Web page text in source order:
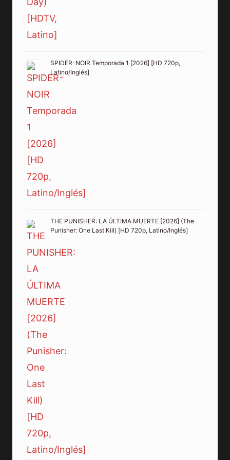
SPIDER-NOIR Temporada 1 [2026] [HD 720p,
Latino/Inglés]
THE PUNISHER: LA ÚLTIMA MUERTE [2026] (The
Punisher: One Last Kill) [HD 720p, Latino/Inglés]